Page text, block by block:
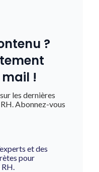
?
!
les dernières
Abonnez-vous
et des
pour